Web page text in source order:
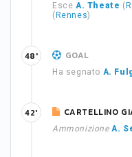
Esce A. Theate (
( Rennes)
GOAL
Ha segnato A.
48'
CARTELLINO
Ammonizione A.
42'